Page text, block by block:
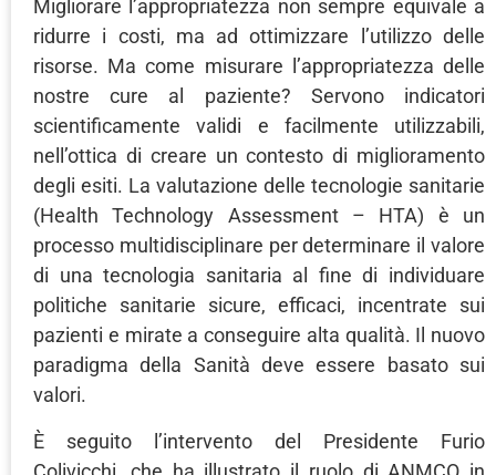
Migliorare l’appropriatezza non sempre equivale a
ridurre i costi, ma ad ottimizzare l’utilizzo delle
risorse. Ma come misurare l’appropriatezza delle
nostre cure al paziente? Servono indicatori
scientificamente validi e facilmente utilizzabili,
nell’ottica di creare un contesto di miglioramento
degli esiti. La valutazione delle tecnologie sanitarie
(Health Technology Assessment – HTA) è un
processo multidisciplinare per determinare il valore
di una tecnologia sanitaria al fine di individuare
politiche sanitarie sicure, efficaci, incentrate sui
pazienti e mirate a conseguire alta qualità. Il nuovo
paradigma della Sanità deve essere basato sui
valori.
È seguito l’intervento del Presidente Furio